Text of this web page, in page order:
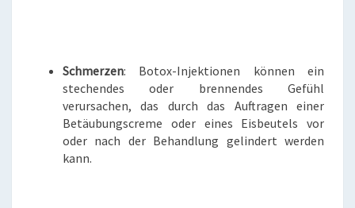
Schmerzen: Botox-Injektionen können ein
stechendes oder brennendes Gefühl
verursachen, das durch das Auftragen einer
Betäubungscreme oder eines Eisbeutels vor
oder nach der Behandlung gelindert werden
kann.